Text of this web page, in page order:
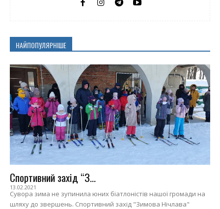
НАЙПОПУЛЯРНІШЕ
Спортивний захід “З...
13.02.2021
Сувора зима не зупинила юних біатлоністів нашої громади на
шляху до звершень. Спортивний захід "Зимова Нічлава"